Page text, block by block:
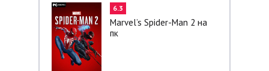
6.3
Marvel’s Spider-Man 2 на
пк